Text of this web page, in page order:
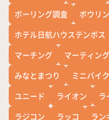
ボーリング調査
ボウリ
ホテル日航ハウステンボス
マーチング
マーティング
みなとまつり
ミニバイク
ユニード
ライオン ラ
ラジコン
ラッコ ラン